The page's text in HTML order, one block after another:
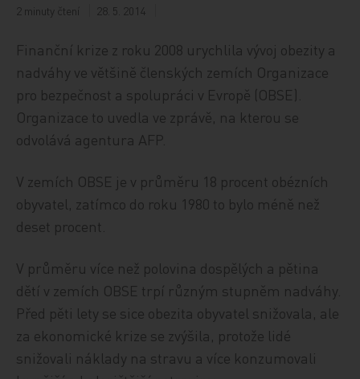
2 minuty čtení 28. 5. 2014
Finanční krize z roku 2008 urychlila vývoj obezity a
nadváhy ve většině členských zemích Organizace
pro bezpečnost a spolupráci v Evropě (OBSE).
Organizace to uvedla ve zprávě, na kterou se
odvolává agentura AFP.
V zemích OBSE je v průměru 18 procent obézních
obyvatel, zatímco do roku 1980 to bylo méně než
deset procent.
V průměru více než polovina dospělých a pětina
dětí v zemích OBSE trpí různým stupněm nadváhy.
Před pěti lety se sice obezita obyvatel snižovala, ale
za ekonomické krize se zvýšila, protože lidé
snižovali náklady na stravu a více konzumovali